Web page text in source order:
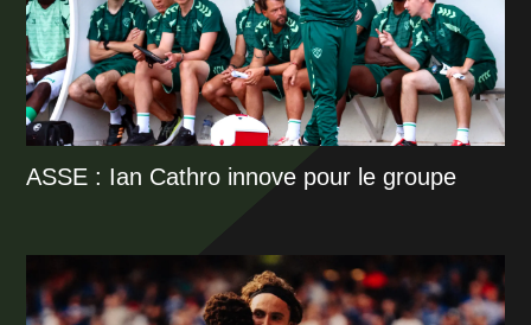
ASSE : Ian Cathro innove pour le groupe